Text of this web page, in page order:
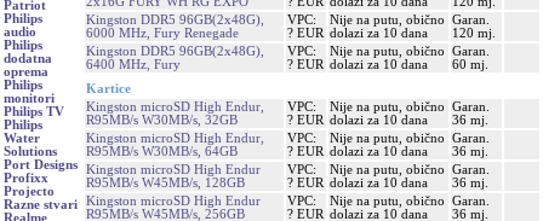
Patriot
Philips
audio
Philips
dodatna
oprema
Philips
monitori
Philips TV
Philips
Water
Solutions
Port Designs
Profixx
Projecto
Razne stvari
Realme
Kingston DDR5 96GB(2x48G),
6000 MHz, Fury Renegade
VPC:
? EUR
Nije na putu, obično
dolazi za 10 dana
Garan.
120 mj.
Kingston DDR5 96GB(2x48G),
6400 MHz, Fury
VPC:
? EUR
Nije na putu, obično
dolazi za 10 dana
Garan.
60 mj.
Kartice
Kingston microSD High Endur,
R95MB/s W30MB/s, 32GB
VPC:
? EUR
Nije na putu, obično
dolazi za 10 dana
Garan.
36 mj.
Kingston microSD High Endur,
R95MB/s W30MB/s, 64GB
VPC:
? EUR
Nije na putu, obično
dolazi za 10 dana
Garan.
36 mj.
Kingston microSD High Endur
R95MB/s W45MB/s, 128GB
VPC:
? EUR
Nije na putu, obično
dolazi za 10 dana
Garan.
36 mj.
Kingston microSD High Endur
R95MB/s W45MB/s, 256GB
VPC:
? EUR
Nije na putu, obično
dolazi za 10 dana
Garan.
36 mj.